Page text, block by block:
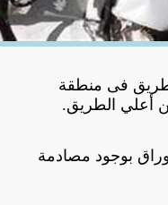
فى منطقة
أعلي الطريق.
بوجود مصادمة